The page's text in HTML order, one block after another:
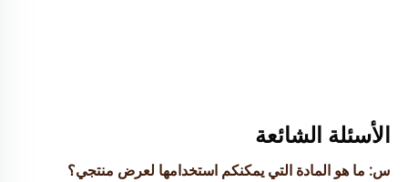
الأسئلة الشائعة
س: ما هو المادة التي يمكنكم استخدامها لعرض منتجي؟